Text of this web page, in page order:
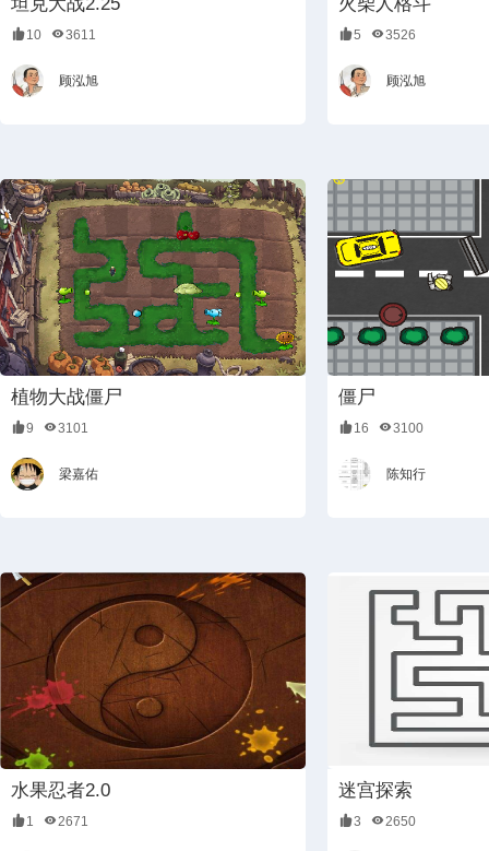
10 3611
顾泓旭
5 3526
顾泓旭
植物大战僵尸
9 3101
梁嘉佑
僵尸
16 3100
陈知行
水果忍者2.0
1 2671
迷宫探索
3 2650